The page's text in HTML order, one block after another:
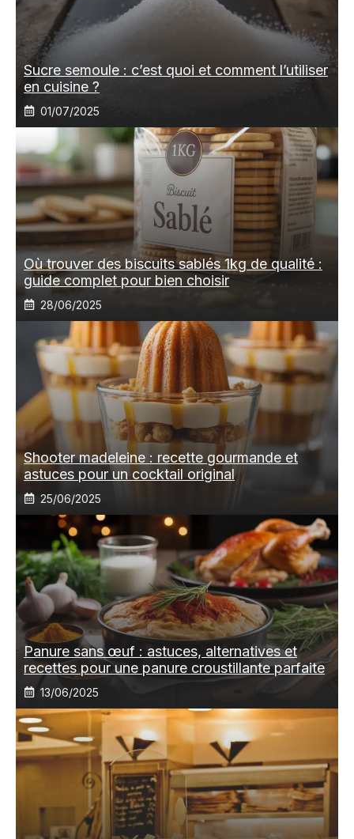
Sucre semoule : c’est quoi et comment l’utiliser
en cuisine ?
01/07/2025
Où trouver des biscuits sablés 1kg de qualité :
guide complet pour bien choisir
28/06/2025
Shooter madeleine : recette gourmande et
astuces pour un cocktail original
25/06/2025
Panure sans œuf : astuces, alternatives et
recettes pour une panure croustillante parfaite
13/06/2025